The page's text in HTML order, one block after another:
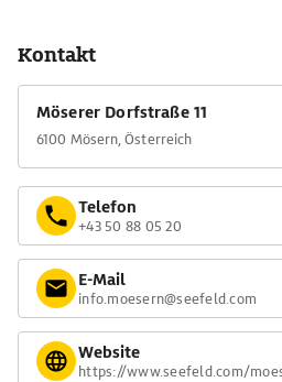
Kontakt
Möserer Dorfstraße 11
6100 Mösern, Österreich
Telefon
+43 50 88 05 20
E-Mail
info.moesern@seefeld.com
Website
https://www.seefeld.com/